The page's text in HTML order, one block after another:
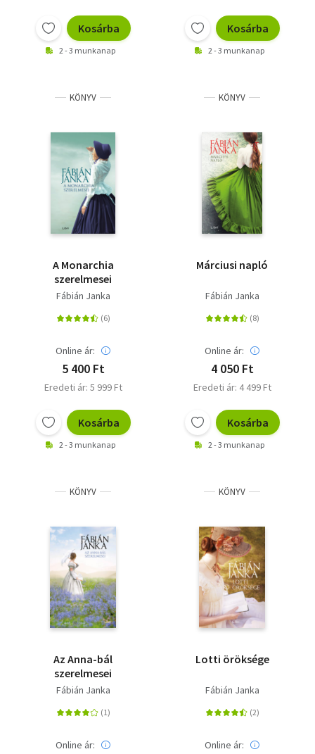
Kosárba
2 - 3 munkanap
Kosárba
2 - 3 munkanap
KÖNYV
A Monarchia
szerelmesei
Fábián Janka
Online ár:
5 400 Ft
Eredeti ár: 5 999 Ft
Kosárba
2 - 3 munkanap
KÖNYV
Márciusi napló
Fábián Janka
Online ár:
4 050 Ft
Eredeti ár: 4 499 Ft
Kosárba
2 - 3 munkanap
KÖNYV
Az Anna-bál
szerelmesei
Fábián Janka
Online ár:
KÖNYV
Lotti öröksége
Fábián Janka
Online ár: